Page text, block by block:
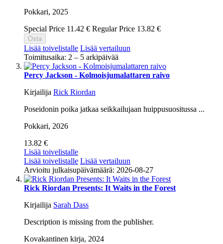
Pokkari, 2025
Special Price 11.42 € Regular Price 13.82 €
Osta
Lisää toivelistalle Lisää vertailuun
Toimitusaika: 2 – 5 arkipäivää
Percy Jackson - Kolmoisjumalattaren raivo
Kirjailija Rick Riordan
Poseidonin poika jatkaa seikkailujaan huippusuositussa ...
Pokkari, 2026
13.82 €
Lisää toivelistalle
Lisää toivelistalle Lisää vertailuun
Arvioitu julkaisupäivämäärä: 2026-08-27
Rick Riordan Presents: It Waits in the Forest
Kirjailija Sarah Dass
Description is missing from the publisher.
Kovakantinen kirja, 2024